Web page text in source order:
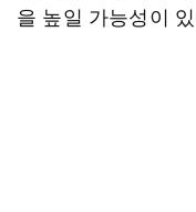
을 높일 가능성이